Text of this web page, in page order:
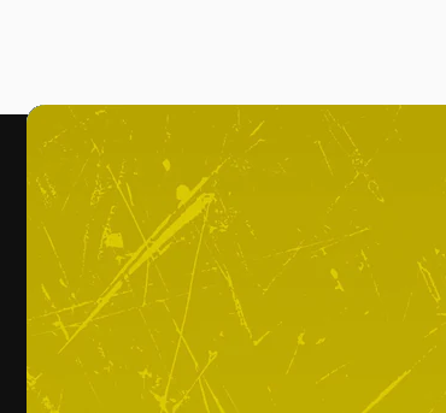
동영상
영상 클립
모션 그래픽
동영상 템플릿
아이콘
최고의 결과물을 이끌어내는 크리에이티브
플랫폼. 크리에이터, 엔터프라이즈, 에이전시,
스튜디오를 아우르는 100만 명 이상의 구독
한국어